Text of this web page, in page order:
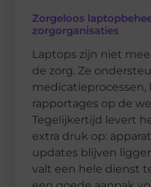
Zorgeloos
zorgorganisaties
Laptops zijn niet
de zorg. Ze
medicatieprocessen,
rapportages op de
Tegelijkertijd levert
extra druk op:
updates blijven
valt een hele dienst